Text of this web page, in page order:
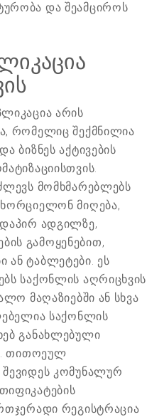
და შეამციროს
არის
რომელიც შექმნილია
ბიზნეს აქტივების
მომხმარებლებს
მიღება,
ადგილზე,
გამოყენებით,
ან ტაბლეტები. ეს
საქონლის აღრიცხვის
მაღაზიებში ან სხვა
საქონლის
განახლებული
თითოეულ
კომუნალურ
რეგისტრაცია